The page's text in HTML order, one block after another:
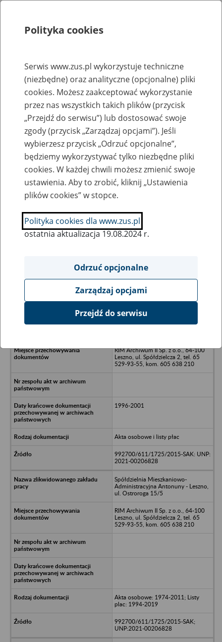
Rejestry, ewidencje i archiwa
Baza zlikwidowanych lub
przekształconych zakładów pracy
Nazwa zakładu pracy:
SZUKAJ
Ukryj wszystkie pozycje bazy
TESJA Spółka z o.o. - Góra, ul.
RIM Archiwum II Sp. z o.o., 64-100
Leszno, ul. Spółdzielcza 2, tel. 65
529-93-55, kom. 605 638 210
1996-2001
Akta osobowe i listy płac
992700/611/1725/2015-SAK: UNP:
2021-00206828
Spółdzielnia Mieszkaniowo-
Administracyjna Antonuny - Leszno,
ul. Ostroroga 15/5
RIM Archiwum II Sp. z o.o., 64-100
Leszno, ul. Spółdzielcza 2, tel. 65
529-93-55, kom. 605 638 210
Akta osobowe: 1974-2011; Listy
plac: 1994-2019
992700/611/1725/2015-SAK;
UNP:2021-00206828
Polityka cookies
Serwis www.zus.pl wykorzystuje techniczne
(niezbędne) oraz analityczne (opcjonalne) pliki
cookies. Możesz zaakceptować wykorzystanie
przez nas wszystkich takich plików (przycisk
„Przejdź do serwisu”) lub dostosować swoje
zgody (przycisk „Zarządzaj opcjami”). Jeśli
wybierzesz przycisk „Odrzuć opcjonalne”,
będziemy wykorzystywać tylko niezbędne pliki
cookies. W każdej chwili możesz zmienić swoje
ustawienia. Aby to zrobić, kliknij „Ustawienia
plików cookies” w stopce.
Polityka cookies dla www.zus.pl
ostatnia aktualizacja 19.08.2024 r.
Odrzuć opcjonalne
Zarządzaj opcjami
Przejdź do serwisu